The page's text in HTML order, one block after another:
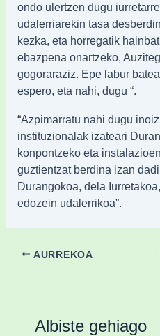
ondo ulertzen dugu
udalerriarekin tasa
kezka, eta horregatik
ebazpena onartzeko,
gogoraraziz. Epe labur
espero, eta nahi, dugu “.
“Azpimarratu nahi dugu
instituzionalak izateari
konpontzeko eta
guztientzat berdina izan
Durangokoa, dela
edozein udalerrikoa”.
AURREKOA
Albiste gehiago